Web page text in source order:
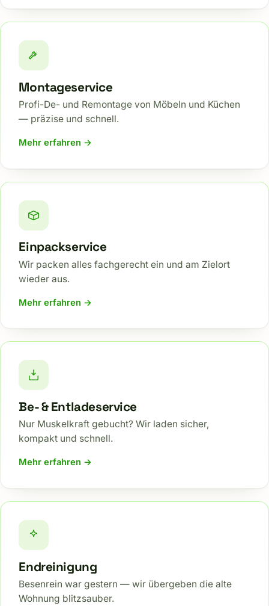
Montageservice
Profi-De- und Remontage von Möbeln und Küchen
— präzise und schnell.
Mehr erfahren →
Einpackservice
Wir packen alles fachgerecht ein und am Zielort
wieder aus.
Mehr erfahren →
Be- & Entladeservice
Nur Muskelkraft gebucht? Wir laden sicher,
kompakt und schnell.
Mehr erfahren →
Endreinigung
Besenrein war gestern — wir übergeben die alte
Wohnung blitzsauber.